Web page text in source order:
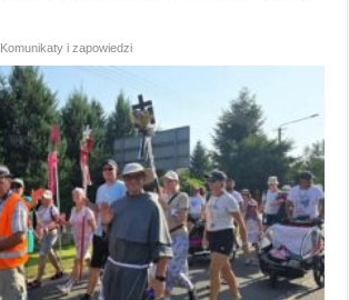
Komunikaty i zapowiedzi